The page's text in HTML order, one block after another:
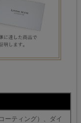
ーティング）、ダイ